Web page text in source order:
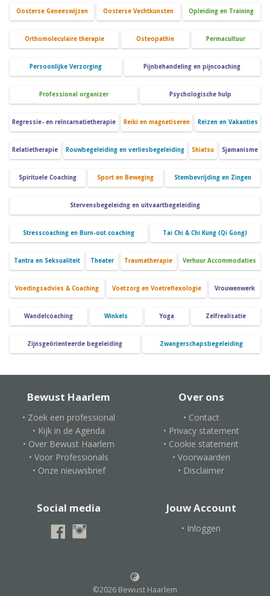
Oosterse Geneeswijzen Oosterse Vechtkunsten Opleiding en Training
Orthomoleculaire therapie Osteopathie Permacultuur
Persoonlijke Verzorging Pijnbehandeling en pijncoaching
Professional organizer Psychologische hulp
Regressie- en reïncarnatietherapie Reiki en magnetiseren Reizen en Vakanties
Relatietherapie Rouwbegeleiding en verliesbegeleiding Shiatsu Sjamanisme
Spirituele Coaching Sport en Beweging Stembevrijding en Zingen
Stervensbegeleidng en uitvaartbegeleiding
Stresscoaching en Burn-out coaching Tai Chi & Chi Kung (Qi Gong)
Tantra en Seksualiteit Theater Traumatherapie Verhuur Accommodaties
Voedingsadvies & Coaching Voetzorg en Voetreflexologie Vrouwenwerk
Wandelcoaching Winkels Yoga Zelfrealisatie
Zijnsgeörienteerde begeleiding Zwangerschapsbegeleiding
Bewust Haarlem
• Zoek een professional
• Kijk in de Agenda
• Over Bewust Haarlem
• Voor Professionals
• Onze nieuwsbrief
Over ons
• Contact
• Privacy statement
• Cookie statement
• Voorwaarden
• Disclaimer
Social media Jouw Account
• Inloggen
©2026 Bewust Haarlem